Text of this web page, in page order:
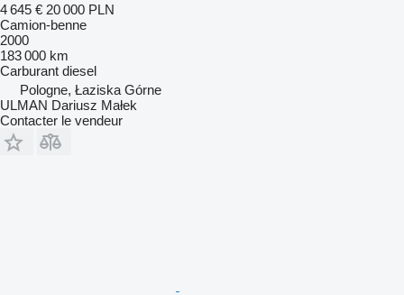
4 645 € 20 000 PLN
Camion-benne
2000
183 000 km
Carburant diesel
Pologne, Łaziska Górne
ULMAN Dariusz Małek
Contacter le vendeur